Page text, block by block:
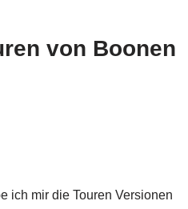
von Boonen
ich mir die Touren Versionen